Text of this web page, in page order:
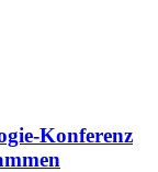
Konferenz